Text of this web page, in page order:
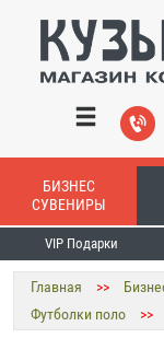
БИЗНЕС
СУВЕНИРЫ
VIP Подарки
Главная >>
Футболки поло
>>